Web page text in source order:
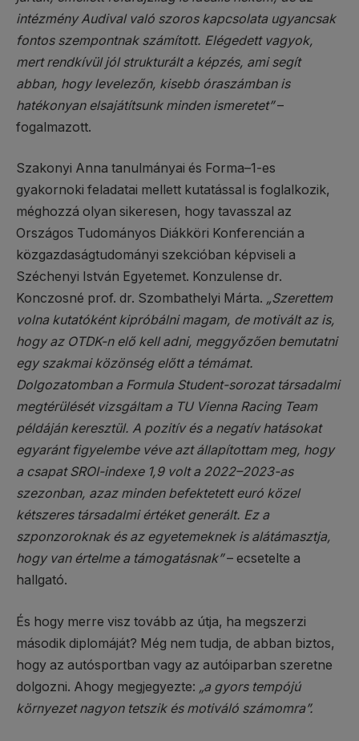
intézmény Audival való szoros kapcsolata ugyancsak
fontos szempontnak számított. Elégedett vagyok,
mert rendkívül jól strukturált a képzés, ami segít
abban, hogy levelezőn, kisebb óraszámban is
hatékonyan elsajátítsunk minden ismeretet”–
fogalmazott.
Szakonyi Anna tanulmányai és Forma–1-es
gyakornoki feladatai mellett kutatással is foglalkozik,
méghozzá olyan sikeresen, hogy tavasszal az
Országos Tudományos Diákköri Konferencián a
közgazdaságtudományi szekcióban képviseli a
Széchenyi István Egyetemet. Konzulense dr.
Konczosné prof. dr. Szombathelyi Márta. „Szerettem
volna kutatóként kipróbálni magam, de motivált az is,
hogy az OTDK-n elő kell adni, meggyőzően bemutatni
egy szakmai közönség előtt a témámat.
Dolgozatomban a Formula Student-sorozat társadalmi
megtérülését vizsgáltam a TU Vienna Racing Team
példáján keresztül. A pozitív és a negatív hatásokat
egyaránt figyelembe véve azt állapítottam meg, hogy
a csapat SROI-indexe 1,9 volt a 2022–2023-as
szezonban, azaz minden befektetett euró közel
kétszeres társadalmi értéket generált. Ez a
szponzoroknak és az egyetemeknek is alátámasztja,
hogy van értelme a támogatásnak”– ecsetelte a
hallgató.
És hogy merre visz tovább az útja, ha megszerzi
második diplomáját? Még nem tudja, de abban biztos,
hogy az autósportban vagy az autóiparban szeretne
dolgozni. Ahogy megjegyezte: „a gyors tempójú
környezet nagyon tetszik és motiváló számomra”.